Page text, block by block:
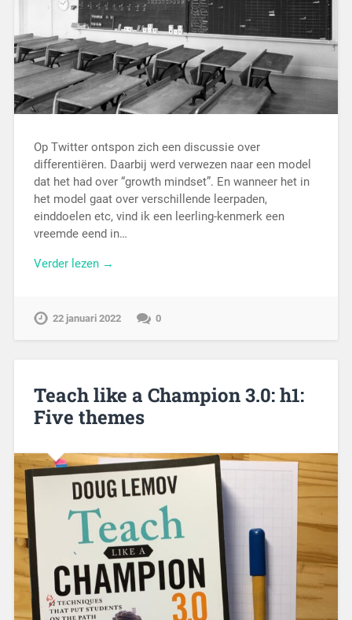
Op Twitter ontspon zich een discussie over
differentiëren. Daarbij werd verwezen naar een model
dat het had over “growth mindset”. En wanneer het in
het model gaat over verschillende leerpaden,
einddoelen etc, vind ik een leerling-kenmerk een
vreemde eend in…
Verder lezen →
22 januari 2022 0
Teach like a Champion 3.0: h1:
Five themes